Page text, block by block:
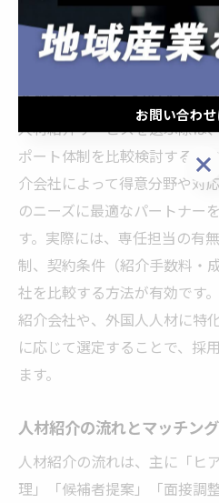
小限に抑え、最適な人材の獲
す。
人材紹介サービス選びで注
人材紹介サービスを選ぶ際は
ポート体制を比較検討するこ
介会社によって得意分野や対
のニーズに最適なパートナー
す。実際には、専任担当の有
制、契約条件（紹介手数料・
社を比較する方法が有効です
紹介会社や、外国人人材に特
に応じて選定することで、採
ます。
人材紹介の流れとマッチン
人材紹介の流れは、主に「ヒ
理」「候補者提案」「面接調
お問い合わ
お問い合わ